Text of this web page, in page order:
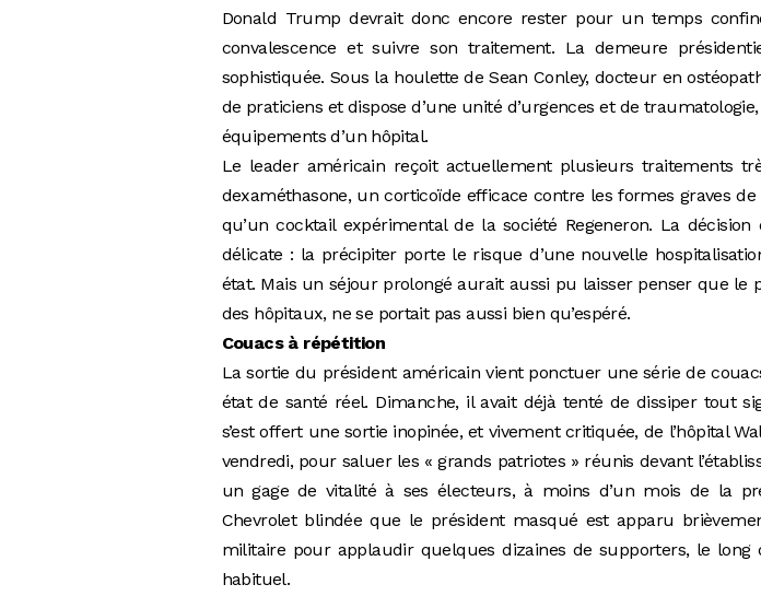
Donald Trump devrait donc encore rester pour un temps
convalescence et suivre son traitement. La demeure
sophistiquée. Sous la houlette de Sean Conley, docteur en
de praticiens et dispose d’une unité d’urgences et de
équipements d’un hôpital.
Le leader américain reçoit actuellement plusieurs traitements
dexaméthasone, un corticoïde efficace contre les formes graves de
qu’un cocktail expérimental de la société Regeneron. La
délicate : la précipiter porte le risque d’une nouvelle
état. Mais un séjour prolongé aurait aussi pu laisser penser que le
des hôpitaux, ne se portait pas aussi bien qu’espéré.
Couacs à répétition
La sortie du président américain vient ponctuer une série de
état de santé réel. Dimanche, il avait déjà tenté de dissiper tout
s’est offert une sortie inopinée, et vivement critiquée, de l’hôpital
vendredi, pour saluer les « grands patriotes » réunis devant
un gage de vitalité à ses électeurs, à moins d’un mois de la
Chevrolet blindée que le président masqué est apparu
militaire pour applaudir quelques dizaines de supporters, le long
habituel.